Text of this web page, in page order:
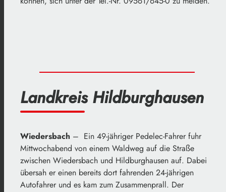
Landkreis Hildburghausen
Wiedersbach – Ein 49-jähriger Pedelec-Fahrer fuhr
Mittwochabend von einem Waldweg auf die Straße
zwischen Wiedersbach und Hildburghausen auf. Dabei
übersah er einen bereits dort fahrenden 24-jährigen
Autofahrer und es kam zum Zusammenprall. Der